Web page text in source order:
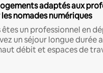
adaptés aux
nomades numériques
êtes un professionnel en
un séjour longue durée
débit et espaces de